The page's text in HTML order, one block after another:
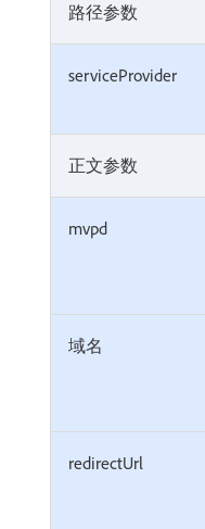
路径参数
serviceProvider
正文参数
mvpd
域名
redirectUrl